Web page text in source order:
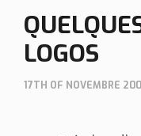
LOGOS
17TH OF NOVEMBRE